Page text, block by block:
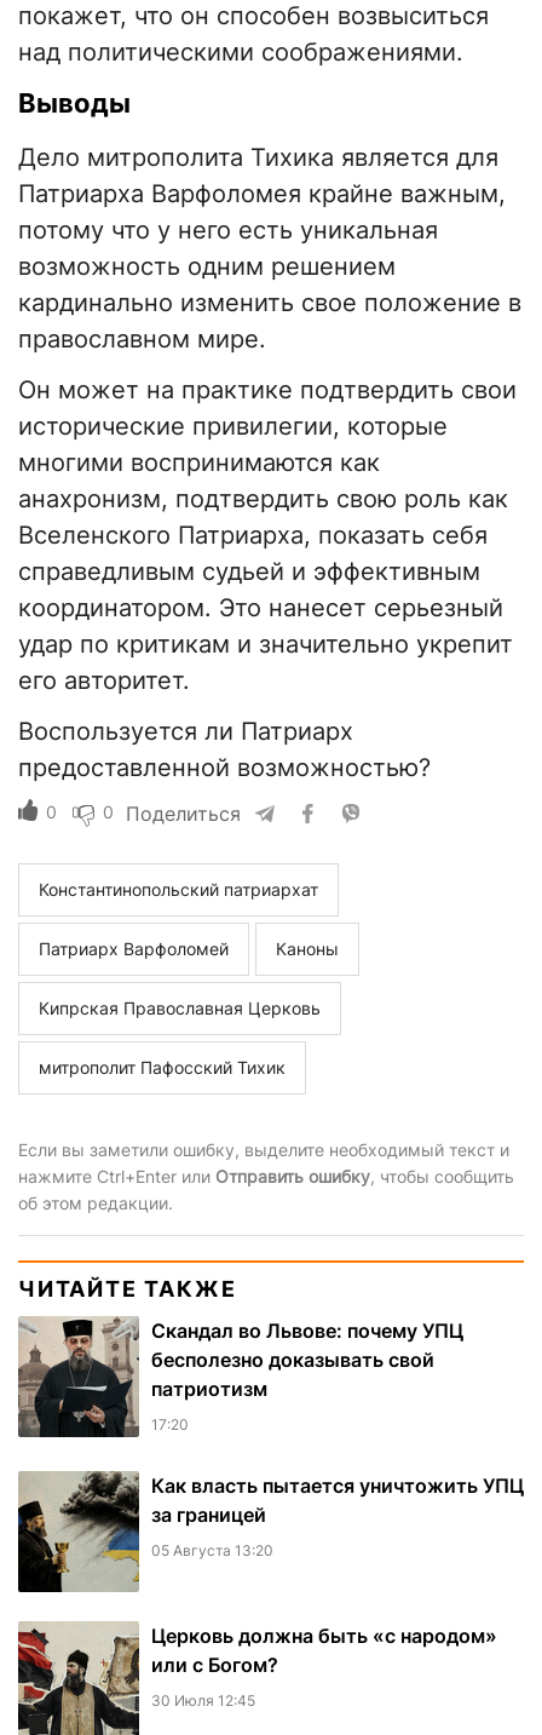
покажет, что он способен возвыситься
над политическими соображениями.
Выводы
Дело митрополита Тихика является для
Патриарха Варфоломея крайне важным,
потому что у него есть уникальная
возможность одним решением
кардинально изменить свое положение в
православном мире.
Он может на практике подтвердить свои
исторические привилегии, которые
многими воспринимаются как
анахронизм, подтвердить свою роль как
Вселенского Патриарха, показать себя
справедливым судьей и эффективным
координатором. Это нанесет серьезный
удар по критикам и значительно укрепит
его авторитет.
Воспользуется ли Патриарх
предоставленной возможностью?
0 0 Поделиться
Константинопольский патриархат
Патриарх Варфоломей Каноны
Кипрская Православная Церковь
митрополит Пафосский Тихик
Если вы заметили ошибку, выделите необходимый текст и
нажмите Ctrl+Enter или Отправить ошибку, чтобы сообщить
об этом редакции.
ЧИТАЙТЕ ТАКЖЕ
Скандал во Львове: почему УПЦ
бесполезно доказывать свой
патриотизм
17:20
Как власть пытается уничтожить УПЦ
за границей
05 Августа 13:20
Церковь должна быть «с народом»
или с Богом?
30 Июля 12:45